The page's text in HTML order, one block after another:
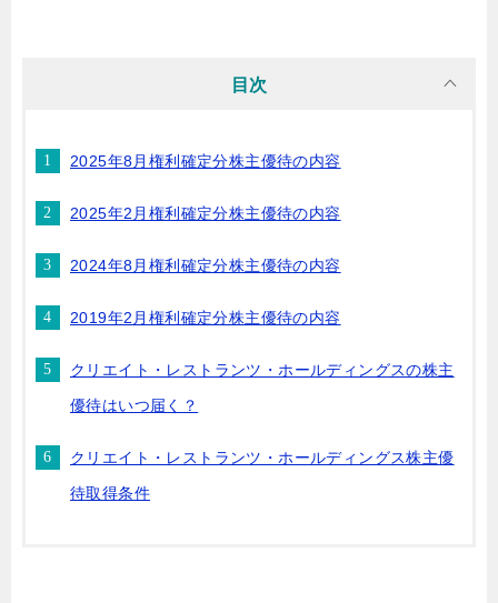
目次
2025年8月権利確定分株主優待の内容
2025年2月権利確定分株主優待の内容
2024年8月権利確定分株主優待の内容
2019年2月権利確定分株主優待の内容
クリエイト・レストランツ・ホールディングスの株主
優待はいつ届く？
クリエイト・レストランツ・ホールディングス株主優
待取得条件